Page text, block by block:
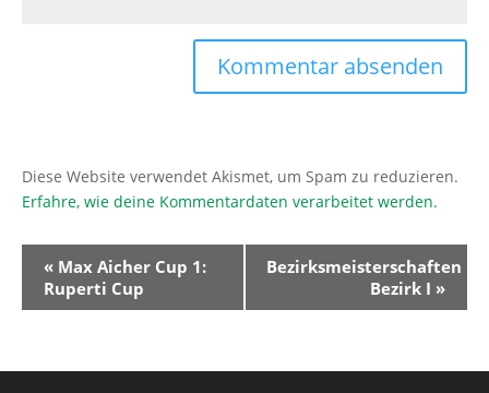
Diese Website verwendet Akismet, um Spam zu reduzieren.
Erfahre, wie deine Kommentardaten verarbeitet werden.
Veranstaltung-
Navigation
« Max Aicher Cup 1:
Ruperti Cup
Bezirksmeisterschaften
Bezirk I »